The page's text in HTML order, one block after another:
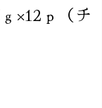
×12ｐ（チ